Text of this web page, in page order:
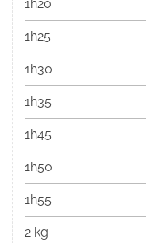
1h20
1h25
1h30
1h35
1h45
1h50
1h55
2 kg